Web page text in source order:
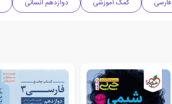
فارسی کمک آموزشی دوازدهم انسانی